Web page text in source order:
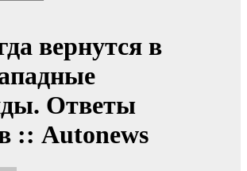
вернутся в
Ответы
:: Autonews